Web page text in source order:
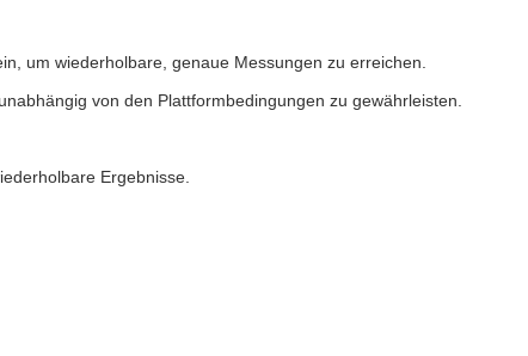
um wiederholbare, genaue Messungen zu erreichen.
von den Plattformbedingungen zu gewährleisten.
Ergebnisse.